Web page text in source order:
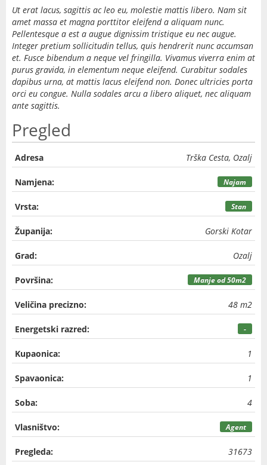
Ut erat lacus, sagittis ac leo eu, molestie mattis libero. Nam sit
amet massa et magna porttitor eleifend a aliquam nunc.
Pellentesque a est a augue dignissim tristique eu nec augue.
Integer pretium sollicitudin tellus, quis hendrerit nunc accumsan
et. Fusce bibendum a neque vel fringilla. Vivamus viverra enim at
purus gravida, in elementum neque eleifend. Curabitur sodales
dapibus urna, at mattis lacus eleifend non. Donec ultricies porta
orci eu congue. Nulla sodales arcu a libero aliquet, nec aliquam
ante sagittis.
Pregled
Adresa Trška Cesta, Ozalj
Namjena: Najam
Vrsta: Stan
Županija: Gorski Kotar
Grad: Ozalj
Površina: Manje od 50m2
Veličina precizno: 48 m2
Energetski razred: -
Kupaonica: 1
Spavaonica: 1
Soba: 4
Vlasništvo: Agent
Pregleda: 31673